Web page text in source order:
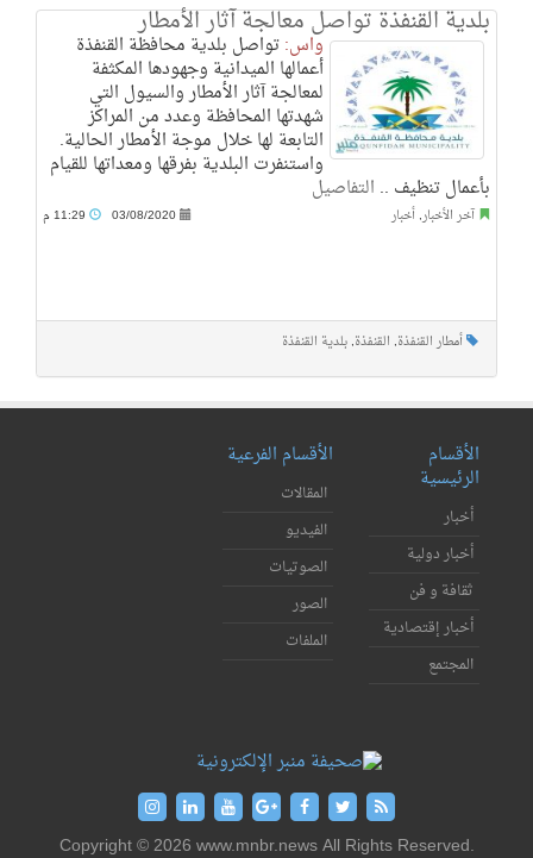
بلدية القنفذة تواصل معالجة آثار الأمطار
واس:تواصل بلدية محافظة القنفذة
أعمالها الميدانية وجهودها المكثفة
لمعالجة آثار الأمطار والسيول التي
شهدتها المحافظة وعدد من المراكز
التابعة لها خلال موجة الأمطار الحالية.
واستنفرت البلدية بفرقها ومعداتها للقيام
بأعمال تنظيف .. التفاصيل
آخر الأخبار, أخبار 03/08/2020
أمطار القنفذة, القنفذة, بلدية القنفذة
الأقسام
الرئيسية
أخبار
أخبار دولية
ثقافة و فن
أخبار إقتصادية
المجتمع
الأقسام الفرعية
المقالات
الفيديو
الصوتيات
الصور
الملفات
Copyright © 2026 www.mnbr.news All Rights Reserved.